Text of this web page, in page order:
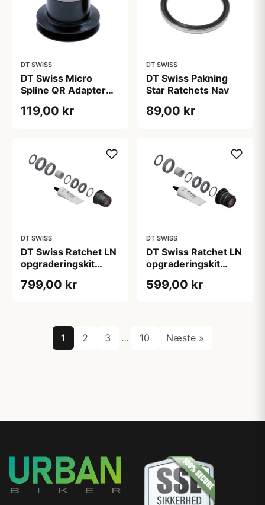
DT SWISS
DT Swiss Micro
Spline QR Adapter
119,00 kr
DT SWISS
DT Swiss Pakning
Star Ratchets Nav
89,00 kr
DT SWISS
DT Swiss Ratchet LN
opgraderingskit
MTB (Steel) body
799,00 kr
DT SWISS
DT Swiss Ratchet LN
opgraderingskit
(Aluminium) body
599,00 kr
1 2 3 … 10 Næste »